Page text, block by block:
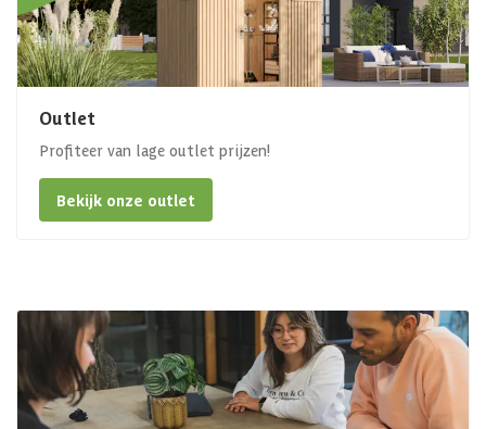
Outlet
Profiteer van lage outlet prijzen!
Bekijk onze outlet